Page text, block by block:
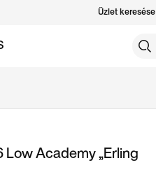
Üzlet keresése
Low Academy „Erling